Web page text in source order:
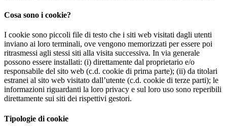
Cosa sono i cookie?
I cookie sono piccoli file di testo che i siti web visitati dagli utenti
inviano ai loro terminali, ove vengono memorizzati per essere poi
ritrasmessi agli stessi siti alla visita successiva. In via generale
possono essere installati: (i) direttamente dal proprietario e/o
responsabile del sito web (c.d. cookie di prima parte); (ii) da titolari
estranei al sito web visitato dall’utente (c.d. cookie di terze parti); le
informazioni riguardanti la loro privacy e sul loro uso sono reperibili
direttamente sui siti dei rispettivi gestori.
Tipologie di cookie